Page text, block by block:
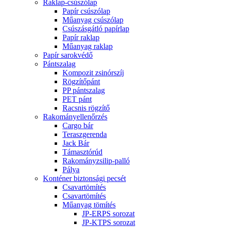
Raklap-csúszólap
Papír csúszólap
Műanyag csúszólap
Csúszásgátló papírlap
Papír raklap
Műanyag raklap
Papír sarokvédő
Pántszalag
Kompozit zsinórszíj
Rögzítőpánt
PP pántszalag
PET pánt
Racsnis rögzítő
Rakományellenőrzés
Cargo bár
Teraszgerenda
Jack Bár
Támasztórúd
Rakományzsilip-palló
Pálya
Konténer biztonsági pecsét
Csavartömítés
Csavartömítés
Műanyag tömítés
JP-ERPS sorozat
JP-KTPS sorozat